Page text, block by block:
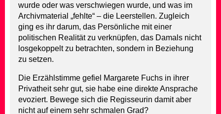
wurde oder was verschwiegen wurde, und was im
Archivmaterial „fehlte“ – die Leerstellen. Zugleich
ging es ihr darum, das Persönliche mit einer
politischen Realität zu verknüpfen, das Damals nicht
losgekoppelt zu betrachten, sondern in Beziehung
zu setzen.
Die Erzählstimme gefiel Margarete Fuchs in ihrer
Privatheit sehr gut, sie habe eine direkte Ansprache
evoziert. Bewege sich die Regisseurin damit aber
nicht auf einem sehr schmalen Grad?